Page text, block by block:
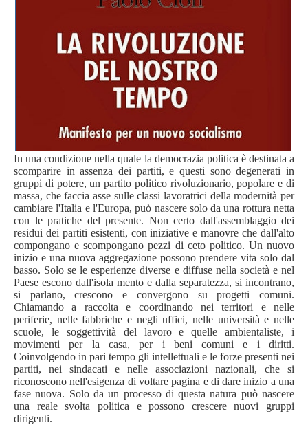
In una condizione nella quale la democrazia politica è destinata a
scomparire in assenza dei partiti, e questi sono degenerati in
gruppi di potere, un partito politico rivoluzionario, popolare e di
massa, che faccia asse sulle classi lavoratrici della modernità per
cambiare l'Italia e l'Europa, può nascere solo da una rottura netta
con le pratiche del presente. Non certo dall'assemblaggio dei
residui dei partiti esistenti, con iniziative e manovre che dall'alto
compongano e scompongano pezzi di ceto politico. Un nuovo
inizio e una nuova aggregazione possono prendere vita solo dal
basso. Solo se le esperienze diverse e diffuse nella società e nel
Paese escono dall'isola­ mento e dalla separatezza, si incontrano,
si parlano, crescono e convergono su progetti comuni.
Chiamando a raccolta e coordinando nei territori e nelle
periferie, nelle fabbriche e negli uffici, nelle università e nelle
scuole, le soggettività del lavoro e quelle ambientaliste, i
movimenti per la casa, per i beni comuni e i diritti.
Coinvolgendo in pari tempo gli intellettuali e le forze presenti nei
partiti, nei sindacati e nelle associazioni nazionali, che si
riconoscono nell'esigenza di voltare pagina e di dare inizio a una
fase nuova. Solo da un processo di questa natura può nascere
una reale svolta politica e possono crescere nuovi gruppi
dirigenti.